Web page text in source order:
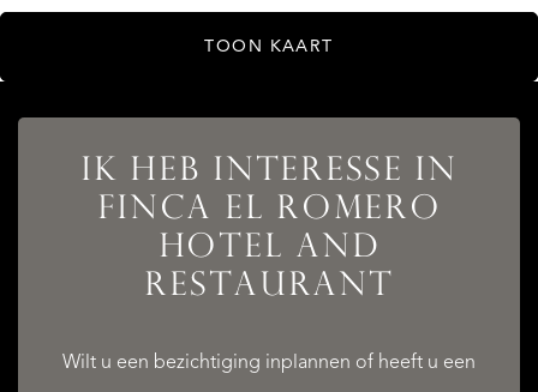
TOON KAART
IK HEB INTERESSE IN
FINCA EL ROMERO
HOTEL AND
RESTAURANT
Wilt u een bezichtiging inplannen of heeft u een